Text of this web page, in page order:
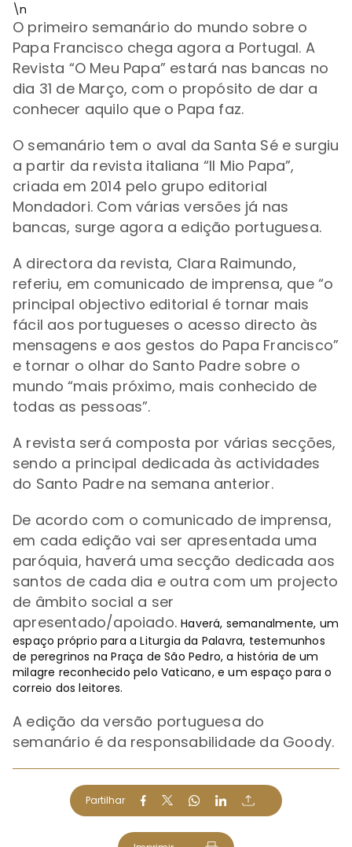
\n
O primeiro semanário do mundo sobre o
Papa Francisco chega agora a Portugal. A
Revista “O Meu Papa” estará nas bancas no
dia 31 de Março, com o propósito de dar a
conhecer aquilo que o Papa faz.
O semanário tem o aval da Santa Sé e surgiu
a partir da revista italiana “Il Mio Papa”,
criada em 2014 pelo grupo editorial
Mondadori. Com várias versões já nas
bancas, surge agora a edição portuguesa.
A directora da revista, Clara Raimundo,
referiu, em comunicado de imprensa, que “o
principal objectivo editorial é tornar mais
fácil aos portugueses o acesso directo às
mensagens e aos gestos do Papa Francisco”
e tornar o olhar do Santo Padre sobre o
mundo “mais próximo, mais conhecido de
todas as pessoas”.
A revista será composta por várias secções,
sendo a principal dedicada às actividades
do Santo Padre na semana anterior.
De acordo com o comunicado de imprensa,
em cada edição vai ser apresentada uma
paróquia, haverá uma secção dedicada aos
santos de cada dia e outra com um projecto
de âmbito social a ser
apresentado/apoiado.Haverá, semanalmente, um
espaço próprio para a Liturgia da Palavra, testemunhos
de peregrinos na Praça de São Pedro, a história de um
milagre reconhecido pelo Vaticano, e um espaço para o
correio dos leitores.
A edição da versão portuguesa do
semanário é da responsabilidade da Goody.
Partilhar